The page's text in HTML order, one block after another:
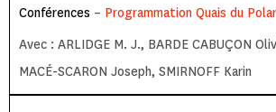
Conférences – Programmation Quais du Polar
Avec : ARLIDGE M. J., BARDE CABUÇON
MACÉ-SCARON Joseph, SMIRNOFF Karin